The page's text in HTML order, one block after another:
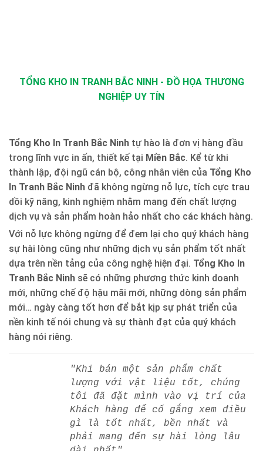
TỔNG KHO IN TRANH BẮC NINH - ĐỒ HỌA THƯƠNG
NGHIỆP UY TÍN
Tổng Kho In Tranh Bắc Ninh tự hào là đơn vị hàng đầu
trong lĩnh vực in ấn, thiết kế tại Miền Bắc. Kể từ khi
thành lập, đội ngũ cán bộ, công nhân viên của Tổng Kho
In Tranh Bắc Ninh đã không ngừng nỗ lực, tích cực trau
dồi kỹ năng, kinh nghiệm nhằm mang đến chất lượng
dịch vụ và sản phẩm hoàn hảo nhất cho các khách hàng.
Với nỗ lực không ngừng để đem lại cho quý khách hàng
sự hài lòng cũng như những dịch vụ sản phẩm tốt nhất
dựa trên nền tảng của công nghệ hiện đại. Tổng Kho In
Tranh Bắc Ninh sẽ có những phương thức kinh doanh
mới, những chế độ hậu mãi mới, những dòng sản phẩm
mới… ngày càng tốt hơn để bắt kịp sự phát triển của
nền kinh tế nói chung và sự thành đạt của quý khách
hàng nói riêng.
"Khi bán một sản phẩm chất
lượng với vật liệu tốt, chúng
tôi đã đặt mình vào vị trí của
Khách hàng để cố gắng xem điều
gì là tốt nhất, bền nhất và
phải mang đến sự hài lòng lâu